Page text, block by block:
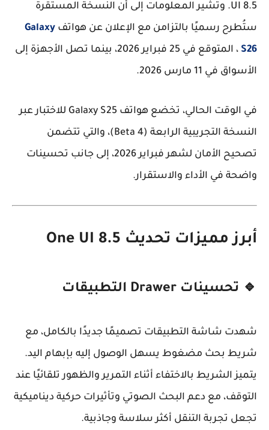
UI 8.5. وتشير المعلومات إلى أن النسخة المستقرة
ستُطرح رسميًا بالتزامن مع الإعلان عن هواتف Galaxy
S26 ، المتوقع في 25 فبراير 2026
، بينما تصل الأجهزة إلى
الأسواق في 11 مارس 2026 .
في الوقت الحالي، تخضع هواتف Galaxy S25 للاختبار عبر
النسخة التجريبية الرابعة (Beta 4)
، والتي تتضمن
تصحيح الأمان لشهر فبراير 2026، إلى جانب تحسينات
واضحة في الأداء والاستقرار.
أبرز مميزات تحديث One UI 8.5
🔹 تحسينات Drawer التطبيقات
شهدت شاشة التطبيقات تصميمًا جديدًا بالكامل، مع
شريط بحث مضغوط يسهل الوصول إليه بإبهام اليد.
يتميز الشريط بالاختفاء أثناء التمرير والظهور تلقائيًا عند
التوقف، مع دعم البحث الصوتي وتأثيرات حركية ديناميكية
تجعل تجربة التنقل أكثر سلاسة وجاذبية.